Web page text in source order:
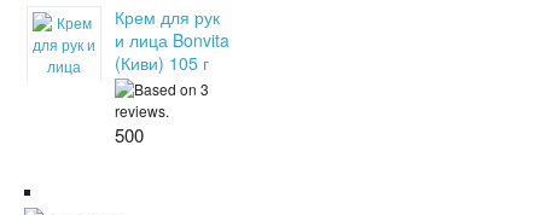
Крем для рук
и лица Bonvita
(Киви) 105 г
500